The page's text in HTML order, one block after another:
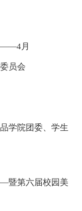
月
员会
学院团委、学生
第六届校园美